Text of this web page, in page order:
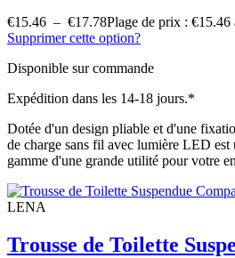
€15.46 – €17.78Plage de prix : €15.46
Supprimer cette option?
Disponible sur commande
Expédition dans les 14-18 jours.*
Dotée d'un design pliable et d'une
de charge sans fil avec lumière LED
gamme d'une grande utilité pour votre
LENA
Trousse de Toilette